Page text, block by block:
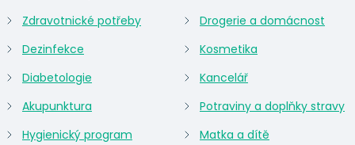
Zdravotnické potřeby
Dezinfekce
Diabetologie
Akupunktura
Hygienický program
Drogerie a domácnost
Kosmetika
Kancelář
Potraviny a doplňky stravy
Matka a dítě